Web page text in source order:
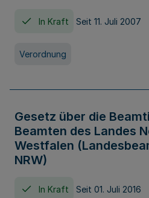
In Kraft Seit 11. Juli 2007
Verordnung
Gesetz über die
Beamten des Landes
Westfalen
NRW)
In Kraft Seit 01. Juli 2016